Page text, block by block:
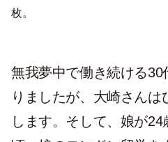
枚。
無我夢中で働き続ける
りましたが、大崎さんは
します。そして、娘が